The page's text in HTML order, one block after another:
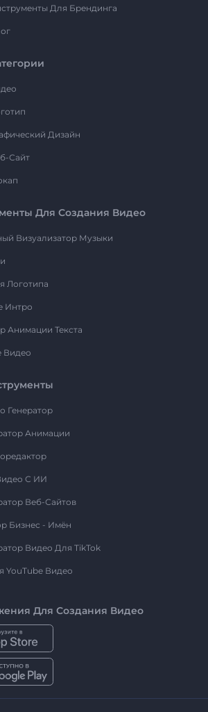
Для Брендинга
Дизайн
Сайт
Для Создания Видео
Визуализатор Музыки
Логотипа
Интро
Анимации Текста
Видео
Генератор
Анимации
С ИИ
Веб-Сайтов
Бизнес - Имён
Видео Для TikTok
YouTube Видео
Для Создания Видео